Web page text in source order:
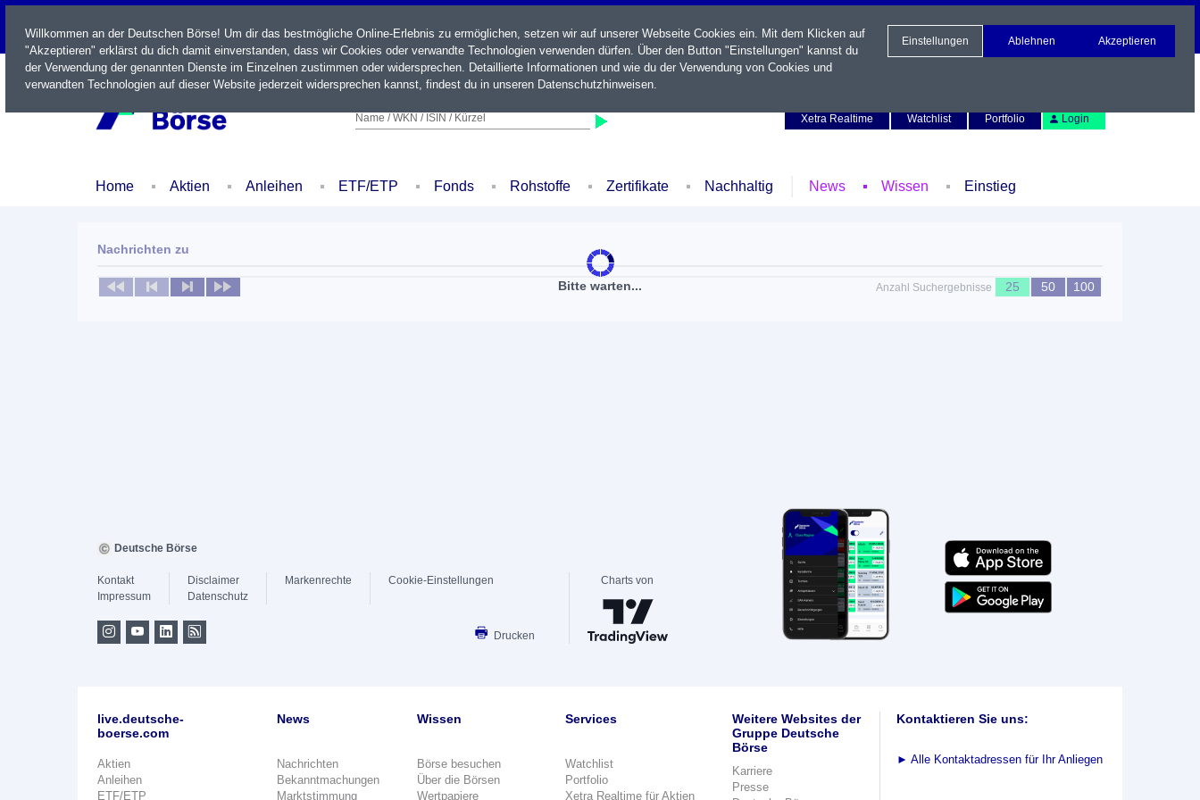
LIVE
Name / WKN / ISIN / Kürzel
Xetra Realtime
Watchlist Portfolio Login
Home Aktien Anleihen ETF/ETP Fonds Rohstoffe Zertifikate Nachhaltig News Wissen Einstieg
Bitte warten...
Nachrichten zu
Keine News verfügbar Anzahl Suchergebnisse 25 50 100
Willkommen an der Deutschen Börse! Um dir das bestmögliche Online-Erlebnis zu ermöglichen, setzen wir auf unserer Webseite Cookies ein. Mit dem Klicken auf
"Akzeptieren" erklärst du dich damit einverstanden, dass wir Cookies oder verwandte Technologien verwenden dürfen. Über den Button "Einstellungen" kannst du
der Verwendung der genannten Dienste im Einzelnen zustimmen oder widersprechen. Detaillierte Informationen und wie du der Verwendung von Cookies und
verwandten Technologien auf dieser Website jederzeit widersprechen kannst, findest du in unseren Datenschutzhinweisen.
Einstellungen Ablehnen Akzeptieren
Deutsche Börse
Kontakt
Impressum
Disclaimer
Datenschutz
Markenrechte Cookie-Einstellungen
Drucken
Charts von
live.deutsche-
boerse.com
Aktien
Anleihen
ETF/ETP
News
Nachrichten
Bekanntmachungen
Marktstimmung
Wissen
Börse besuchen
Über die Börsen
Wertpapiere
Services
Watchlist
Portfolio
Xetra Realtime für Aktien
Weitere Websites der
Gruppe Deutsche
Börse
Karriere
Presse
Kontaktieren Sie uns:
► Alle Kontaktadressen für Ihr Anliegen